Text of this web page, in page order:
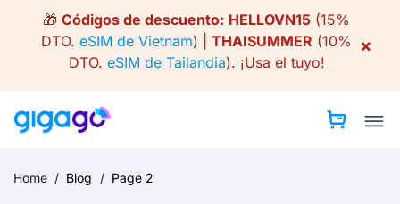
🎁 Códigos de descuento: HELLOVN15 (15%
DTO. eSIM de Vietnam) | THAISUMMER (10%
DTO. eSIM de Tailandia). ¡Usa el tuyo!
×
Home / Blog / Page 2